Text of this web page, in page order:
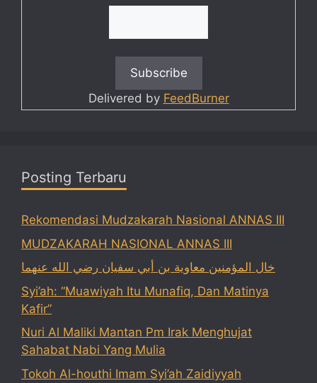
Delivered by FeedBurner
Posting Terbaru
Rekomendasi Mudzakarah Nasional ANNAS III
MUDZAKARAH NASIONAL ANNAS III
خال المؤمنين معاوية بن أبي سفيان رضي الله عنهما
Syi’ah: “Muawiyah Itu Munafiq, Dan Matinya
Kafir”
Nuri Al Maliki Mantan Pm Irak Menghujat
Sahabat Nabi Yang Mulia
Tokoh Al-houthi Imam Syi’ah Zaidiyyah